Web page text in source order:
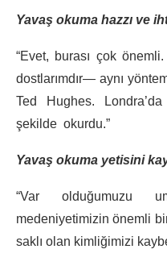
Yavaş okuma hazzı ve
“Evet, burası çok
dostlarımdır— aynı
Ted Hughes.
şekilde okurdu.”
Yavaş okuma yetisini
“Var olduğumuzu
medeniyetimizin önemli bir
saklı olan kimliğimizi